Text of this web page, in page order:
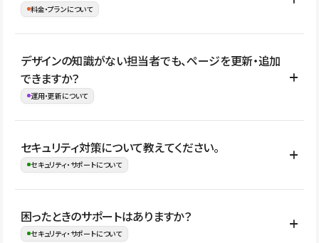
め、移行後にページ構成やデザイン、CMS設計、URL・リダイレク
理、セキュリティ確認、既存システムとの連携など、個別の要件が
ない段階でも、お問い合わせください。
お問合せはこちら
料金・プランについて
公開ページ数、バージョン履歴の期間、CMS利用数の上限、権限
管理の有無などがプランごとに異なります。詳しくは料金プランペ
ージをご覧ください。
デザインの知識がない担当者でも、ページを更新・追加
できますか？
運用・更新について
はい。CMSやコンポーネントを活用して更新範囲を設計しておく
ことで、デザインを崩しにくい状態で運用できます。 さらにコン
ながらレイアウトに影響を与えずに更新作業を進めやすくなりま
す。
セキュリティ対策について教えてください。
セキュリティ・サポートについて
Studioでは、公開サイトやサービスを安全に利用できるよう、通信
の暗号化、データ保護、アクセス管理、脆弱性対策など、複数の観
困ったときのサポートはありますか？
セキュリティ・サポートについて